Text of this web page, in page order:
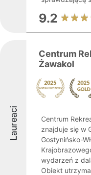
9.2
Laureaci
Centrum
Żawakol
Centrum
znajduje się w
Gostynińsko-
wydarzeń z
Obiekt